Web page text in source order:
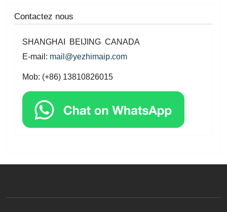
Contactez nous
SHANGHAI BEIJING CANADA
E-mail: mail@yezhimaip.com
Mob: (+86) 13810826015